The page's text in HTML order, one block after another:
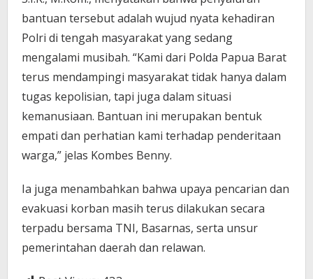
bantuan tersebut adalah wujud nyata kehadiran
Polri di tengah masyarakat yang sedang
mengalami musibah. “Kami dari Polda Papua Barat
terus mendampingi masyarakat tidak hanya dalam
tugas kepolisian, tapi juga dalam situasi
kemanusiaan. Bantuan ini merupakan bentuk
empati dan perhatian kami terhadap penderitaan
warga,” jelas Kombes Benny.
Ia juga menambahkan bahwa upaya pencarian dan
evakuasi korban masih terus dilakukan secara
terpadu bersama TNI, Basarnas, serta unsur
pemerintahan daerah dan relawan.